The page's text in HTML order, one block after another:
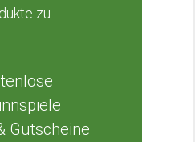
zu
Gutscheine